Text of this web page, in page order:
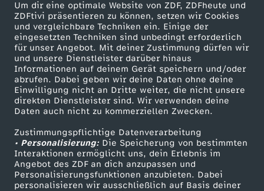
Um dir eine optimale Website von ZDF, ZDFheute und
ZDFtivi präsentieren zu können, setzen wir Cookies
und vergleichbare Techniken ein. Einige der
eingesetzten Techniken sind unbedingt erforderlich
für unser Angebot. Mit deiner Zustimmung dürfen wir
und unsere Dienstleister darüber hinaus
Informationen auf deinem Gerät speichern und/oder
abrufen. Dabei geben wir deine Daten ohne deine
Einwilligung nicht an Dritte weiter, die nicht unsere
direkten Dienstleister sind. Wir verwenden deine
Daten auch nicht zu kommerziellen Zwecken.
Zustimmungspflichtige Datenverarbeitung
• Personalisierung:Die Speicherung von bestimmten
Interaktionen ermöglicht uns, dein Erlebnis im
Angebot des ZDF an dich anzupassen und
Personalisierungsfunktionen anzubieten. Dabei
personalisieren wir ausschließlich auf Basis deiner
G
r
u
n
d
s
a
Mehr ZDF
ZDF-Apps
Smart TV
ZDFtext
Livestreams
Sendungen A-Z
TV-Programm
Service
ZDFmitreden
Kontakt zum ZDF
Tickets
Zuschauerservice
Hilfe